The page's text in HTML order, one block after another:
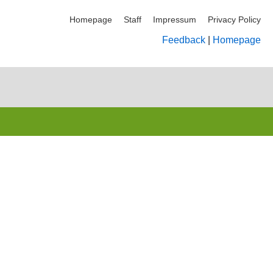
Homepage Staff Impressum Privacy Policy
Feedback Homepage